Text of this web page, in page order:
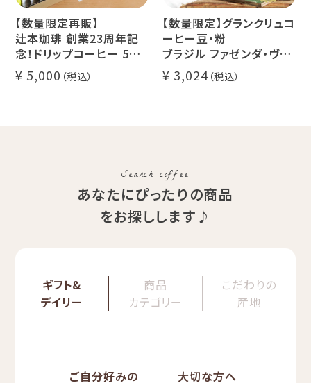
【数量限定再販】
辻本珈琲 創業23周年記
念！ドリップコーヒー 5種
50杯セット
アニバーサリーブレンド
5,000
【数量限定】グランクリュコ
ーヒー豆・粉
ブラジル ファゼンダ・ヴァ
レ・ド・クリスタル（100g /
200g / 1kg）
3,024
Search coffee
あなたにぴったりの商品
をお探しします♪
ギフト&
デイリー
商品
カテゴリー
こだわりの
産地
ご自分好みの
大切な方へ